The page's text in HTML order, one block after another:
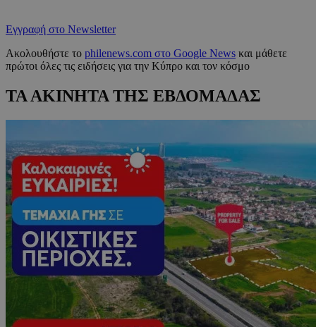
Εγγραφή στο Newsletter
Ακολουθήστε το philenews.com στο Google News και μάθετε
πρώτοι όλες τις ειδήσεις για την Κύπρο και τον κόσμο
ΤΑ ΑΚΙΝΗΤΑ ΤΗΣ ΕΒΔΟΜΑΔΑΣ